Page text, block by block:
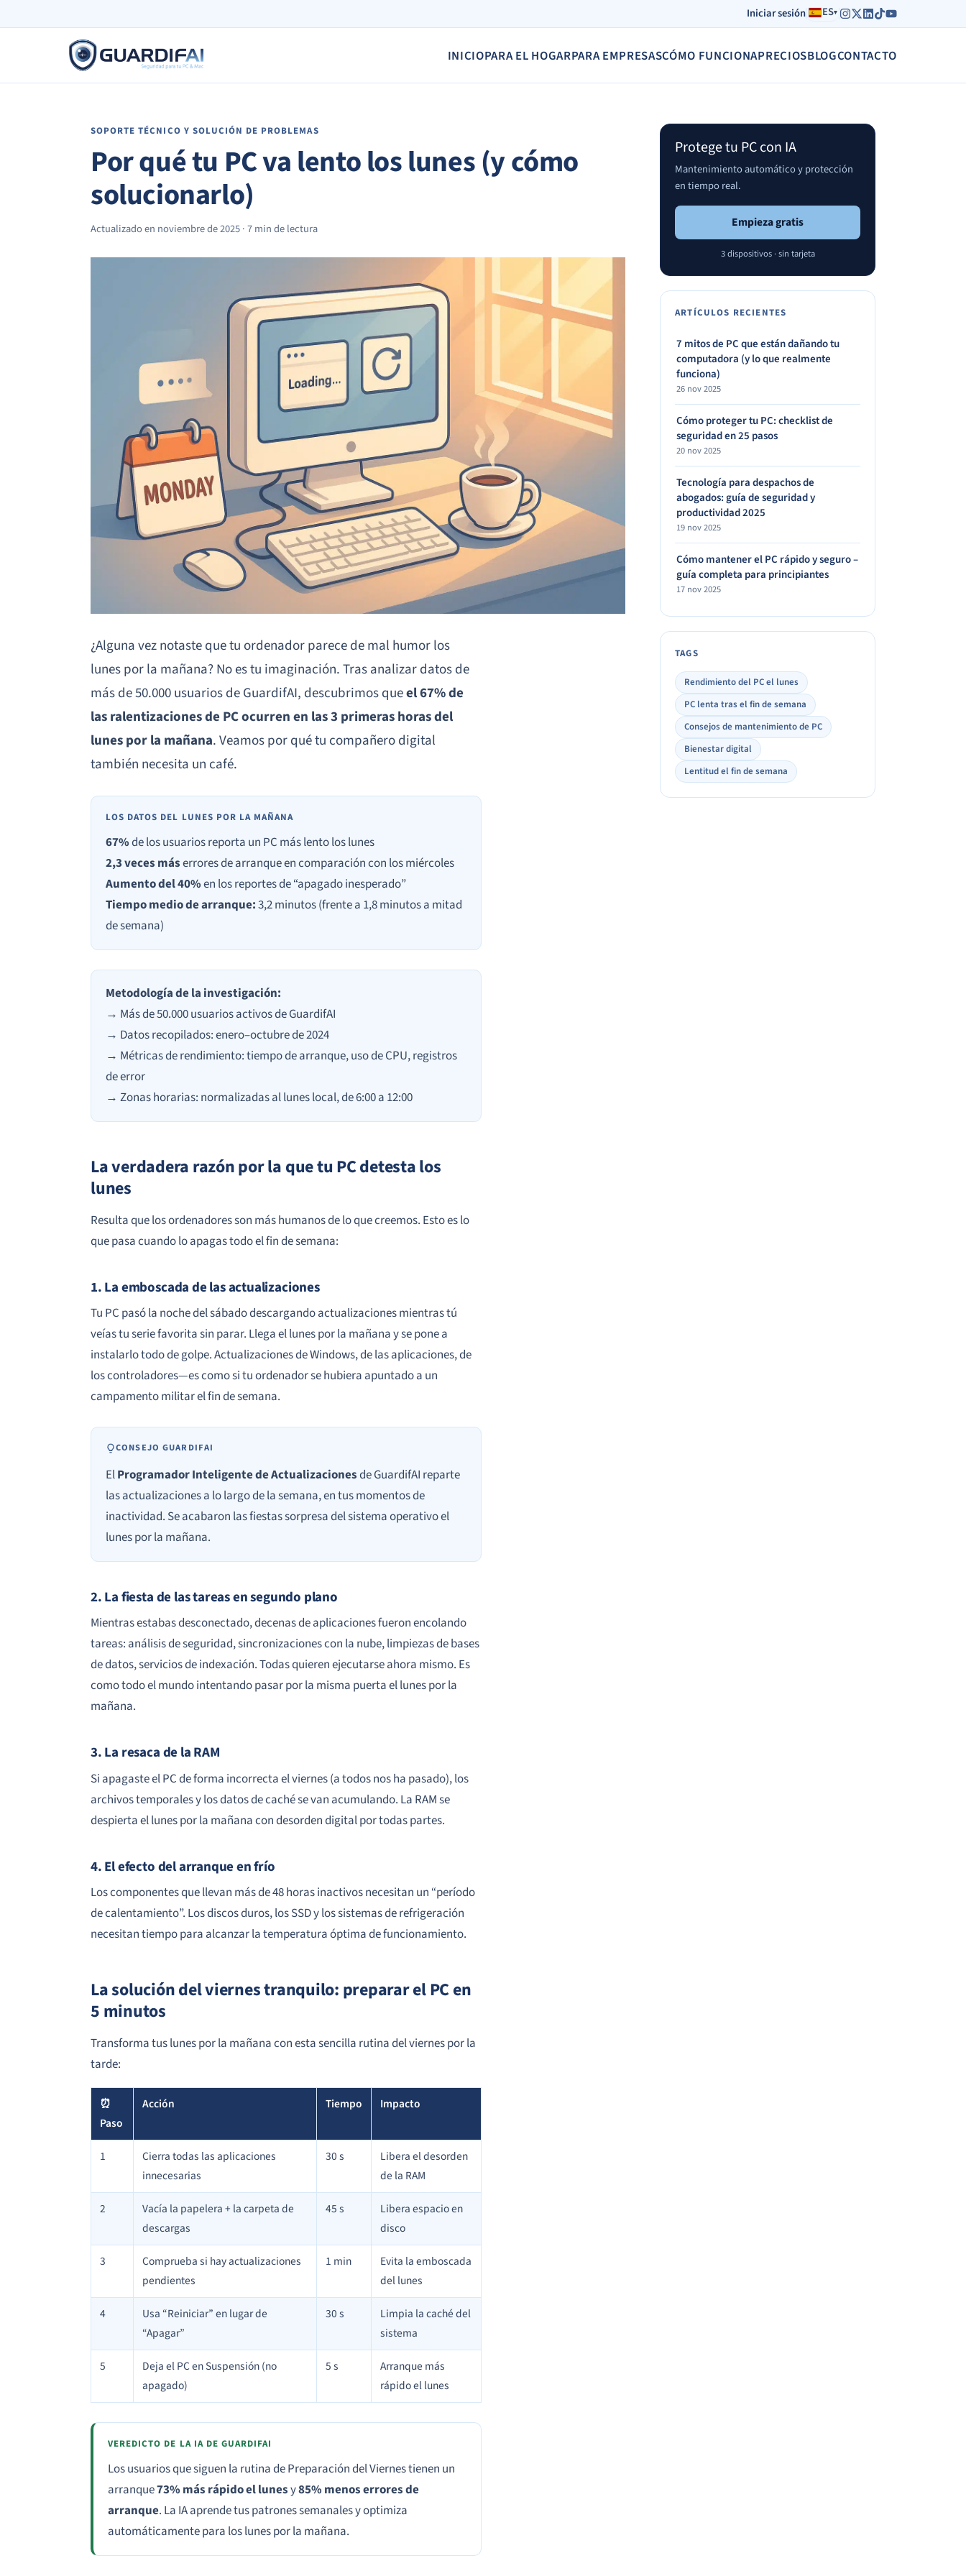
al
Iniciar sesión ES▾
INICIOPARA EL HOGARPARA EMPRESASCÓMO FUNCIONAPRECIOSBLOGCONTACTO
SOPORTE TÉCNICO Y SOLUCIÓN DE PROBLEMAS
Por qué tu PC va lento los lunes (y cómo
solucionarlo)
Actualizado en noviembre de 2025 · 7 min de lectura
¿Alguna vez notaste que tu ordenador parece de mal humor los
lunes por la mañana? No es tu imaginación. Tras analizar datos de
más de 50.000 usuarios de GuardifAI, descubrimos queel 67% de
las ralentizaciones de PC ocurren en las 3 primeras horas del
lunes por la mañana. Veamos por qué tu compañero digital
también necesita un café.
LOS DATOS DEL LUNES POR LA MAÑANA
67%de los usuarios reporta un PC más lento los lunes
2,3 veces máserrores de arranque en comparación con los miércoles
Aumento del 40%en los reportes de “apagado inesperado”
Tiempo medio de arranque:3,2 minutos (frente a 1,8 minutos a mitad
de semana)
Metodología de la investigación:
→ Más de 50.000 usuarios activos de GuardifAI
→ Datos recopilados: enero–octubre de 2024
→ Métricas de rendimiento: tiempo de arranque, uso de CPU, registros
de error
→ Zonas horarias: normalizadas al lunes local, de 6:00 a 12:00
La verdadera razón por la que tu PC detesta los
lunes
Resulta que los ordenadores son más humanos de lo que creemos. Esto es lo
que pasa cuando lo apagas todo el fin de semana:
1. La emboscada de las actualizaciones
Tu PC pasó la noche del sábado descargando actualizaciones mientras tú
veías tu serie favorita sin parar. Llega el lunes por la mañana y se pone a
instalarlo todo de golpe. Actualizaciones de Windows, de las aplicaciones, de
los controladores—es como si tu ordenador se hubiera apuntado a un
campamento militar el fin de semana.
CONSEJO GUARDIFAI
ElProgramador Inteligente de Actualizacionesde GuardifAI reparte
las actualizaciones a lo largo de la semana, en tus momentos de
inactividad. Se acabaron las fiestas sorpresa del sistema operativo el
lunes por la mañana.
2. La fiesta de las tareas en segundo plano
Mientras estabas desconectado, decenas de aplicaciones fueron encolando
tareas: análisis de seguridad, sincronizaciones con la nube, limpiezas de bases
de datos, servicios de indexación. Todas quieren ejecutarseahora mismo. Es
como todo el mundo intentando pasar por la misma puerta el lunes por la
mañana.
3. La resaca de la RAM
Si apagaste el PC de forma incorrecta el viernes (a todos nos ha pasado), los
archivos temporales y los datos de caché se van acumulando. La RAM se
despierta el lunes por la mañana con desorden digital por todas partes.
4. El efecto del arranque en frío
Los componentes que llevan más de 48 horas inactivos necesitan un “período
de calentamiento”. Los discos duros, los SSD y los sistemas de refrigeración
necesitan tiempo para alcanzar la temperatura óptima de funcionamiento.
La solución del viernes tranquilo: preparar el PC en
5 minutos
Transforma tus lunes por la mañana con esta sencilla rutina del viernes por la
tarde:
⏰
Paso
Acción Tiempo Impacto
1
Cierra todas las aplicaciones
innecesarias
30 s
Libera el desorden
de la RAM
2
Vacía la papelera + la carpeta de
descargas
45 s
Libera espacio en
disco
3
Comprueba si hay actualizaciones
pendientes
1 min
Evita la emboscada
del lunes
4
Usa “Reiniciar” en lugar de
“Apagar”
30 s
Limpia la caché del
sistema
5
Deja el PC en Suspensión (no
apagado)
5 s
Arranque más
rápido el lunes
VEREDICTO DE LA IA DE GUARDIFAI
Los usuarios que siguen la rutina de Preparación del Viernes tienen un
arranque73% más rápido el lunesy85% menos errores de
arranque. La IA aprende tus patrones semanales y optimiza
automáticamente para los lunes por la mañana.
Protege tu PC con IA
Mantenimiento automático y protección
en tiempo real.
Empieza gratis
3 dispositivos · sin tarjeta
ARTÍCULOS RECIENTES
7 mitos de PC que están dañando tu
computadora (y lo que realmente
funciona)
26 nov 2025
Cómo proteger tu PC: checklist de
seguridad en 25 pasos
20 nov 2025
Tecnología para despachos de
abogados: guía de seguridad y
productividad 2025
19 nov 2025
Cómo mantener el PC rápido y seguro –
guía completa para principiantes
17 nov 2025
TAGS
Rendimiento del PC el lunes
PC lenta tras el fin de semana
Consejos de mantenimiento de PC
Bienestar digital
Lentitud el fin de semana